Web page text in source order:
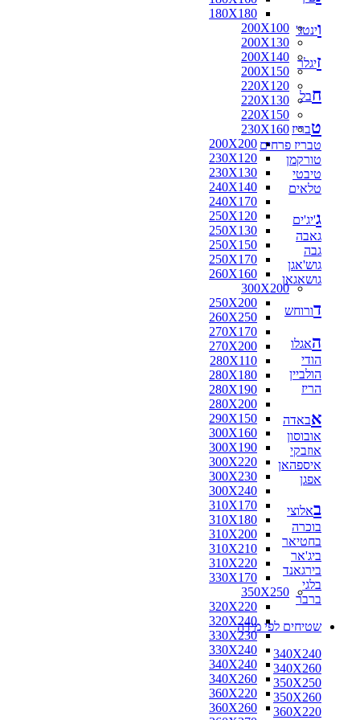
180X180
200X100
200X130
200X140
200X150
220X120
220X130
220X150
230X160
200X200
230X120
230X130
240X140
240X170
250X120
250X130
250X150
250X170
260X160
300X200
250X200
260X250
270X170
270X200
280X110
280X180
280X190
280X200
290X150
300X160
300X190
300X220
300X230
300X240
310X170
310X180
310X200
310X210
310X220
330X170
350X250
320X220
320X240
330X230
330X240
340X240
340X260
360X220
360X260
וינטג'
זיגלר
חבל
טבריז
טבריז פרחים
טורקמן
טיבטי
טלאים
ג'יג'ים
גאבה
גבה
גוש'אגן
גושאגאן
דורוחש
האגלו
הודי
הולביין
הריז
אבאדה
אובוסון
אוזבקי
איספהאן
אפגן
באלוצי
בוכרה
בחטיאר
ביג'אר
בירגאנד
בלגי
ברבר
שטיחים לפי מידה
340X240
340X260
350X250
350X260
360X220